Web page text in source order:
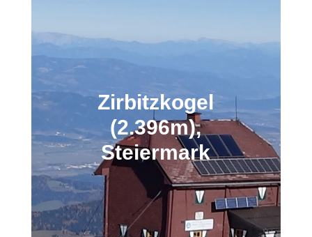
Zirbitzkogel
(2.396m),
Steiermark